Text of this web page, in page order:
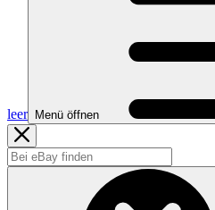
leer Menü öffnen